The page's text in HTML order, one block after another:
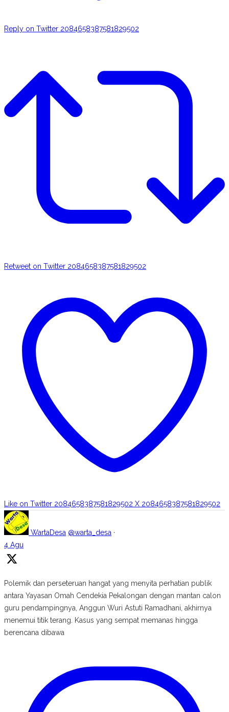
Reply on Twitter 2084658387581829502
Retweet on Twitter 2084658387581829502
Like on Twitter 2084658387581829502 X 2084658387581829502
WartaDesa @warta_desa ·
4 Agu
Polemik dan perseteruan hangat yang menyita perhatian publik
antara Yayasan Omah Cendekia Pekalongan dengan mantan calon
guru pendampingnya, Anggun Wuri Astuti Ramadhani, akhirnya
menemui titik terang. Kasus yang sempat memanas hingga
berencana dibawa